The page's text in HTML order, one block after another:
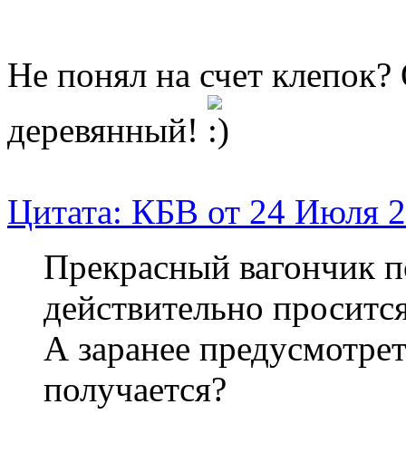
Не понял на счет
деревянный!
Цитата: КБВ от 24 Июля
Прекрасный вагончик
действительно
А заранее
получается?